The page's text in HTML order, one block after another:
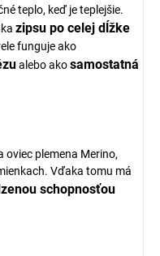
teplo, keď je teplejšie.
zipsu po celej dĺžke
funguje ako
alebo akosamostatná
oviec plemena Merino,
Vďaka tomu má
schopnosťou